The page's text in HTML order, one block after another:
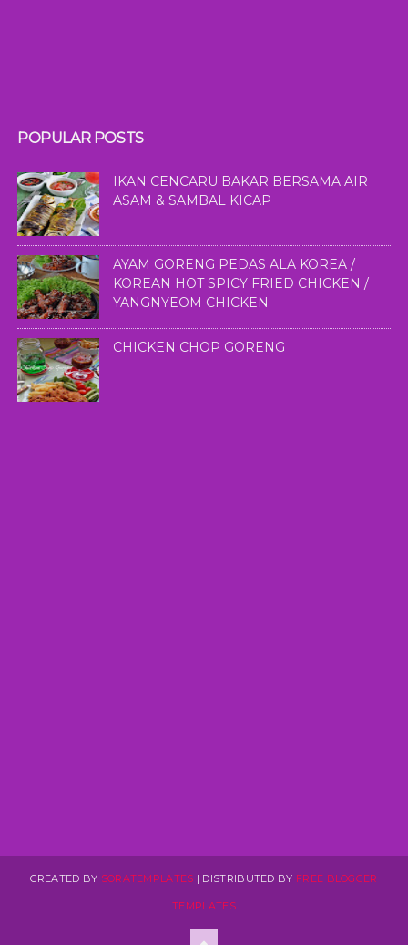
POPULAR POSTS
IKAN CENCARU BAKAR BERSAMA AIR
ASAM & SAMBAL KICAP
AYAM GORENG PEDAS ALA KOREA /
KOREAN HOT SPICY FRIED CHICKEN /
YANGNYEOM CHICKEN
CHICKEN CHOP GORENG
CREATED BY SORATEMPLATES | DISTRIBUTED BY FREE BLOGGER
TEMPLATES